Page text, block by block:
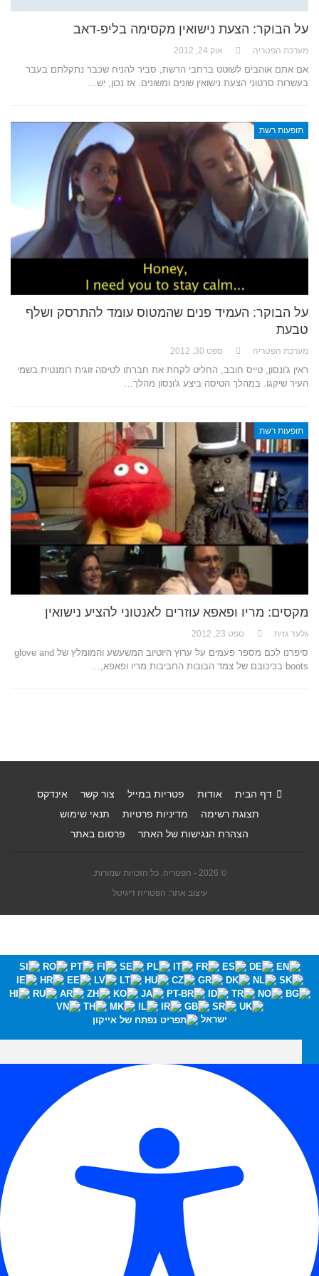
על הבוקר: הצעת נישואין מקסימה בליפ-דאב
מערכת הפטריה אוק 24, 2012
אם אתם אוהבים לשוטט ברחבי הרשת, סביר להניח שכבר נתקלתם בעבר
בעשרות סרטוני הצעת נישואין שונים ומשונים. אז נכון, יש…
תופעות רשת
על הבוקר: העמיד פנים שהמטוס עומד להתרסק ושלף
טבעת
מערכת הפטריה ספט 30, 2012
ראין ג'ונסון, טייס חובב, החליט לקחת את חברתו לטיסה זוגית רומנטית בשמי
העיר שיקגו. במהלך הטיסה ביצע ג'ונסון מהלך…
תופעות רשת
מקסים: מריו ופאפא עוזרים לאנטוני להציע נישואין
גלעד גזית ספט 23, 2012
סיפרנו לכם מספר פעמים על ערוץ היוטיוב המשעשע והמומלץ של glove and
boots בכיכובם של צמד הבובות החביבות מריו ופאפא,…
דף הבית אודות פטריות במייל צור קשר
אינדקס
תצוגת רשימה
מדיניות פרטיות
תנאי שימוש
הצהרת הנגישות של האתר
פרסום באתר
© 2026 - הפטריה. כל הזכויות שמורות.
עיצוב אתר: הפטריה דיגיטל
ישראל